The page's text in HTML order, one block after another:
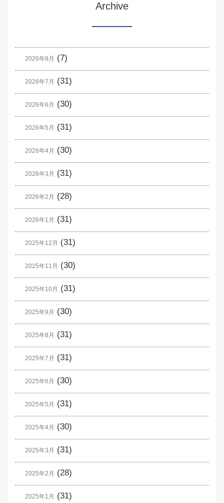
Archive
2026年8月 (7)
2026年7月 (31)
2026年6月 (30)
2026年5月 (31)
2026年4月 (30)
2026年3月 (31)
2026年2月 (28)
2026年1月 (31)
2025年12月 (31)
2025年11月 (30)
2025年10月 (31)
2025年9月 (30)
2025年8月 (31)
2025年7月 (31)
2025年6月 (30)
2025年5月 (31)
2025年4月 (30)
2025年3月 (31)
2025年2月 (28)
2025年1月 (31)